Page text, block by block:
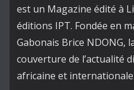
est un Magazine édité à
éditions IPT. Fondée en
Gabonais Brice NDONG,
couverture de l’actualité
africaine et internationale.